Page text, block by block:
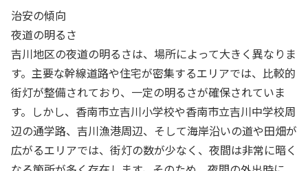
治安の傾向
夜道の明るさ
吉川地区の夜道の明るさは、場所によって大きく異なりま
す。主要な幹線道路や住宅が密集するエリアでは、比較的
街灯が整備されており、一定の明るさが確保されていま
す。しかし、香南市立吉川小学校や香南市立吉川中学校周
辺の通学路、吉川漁港周辺、そして海岸沿いの道や田畑が
広がるエリアでは、街灯の数が少なく、夜間は非常に暗く